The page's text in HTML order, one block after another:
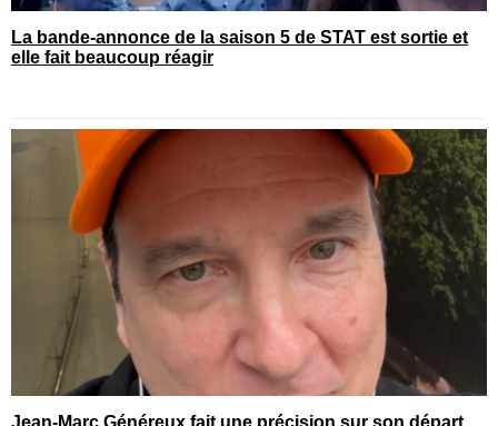
La bande-annonce de la saison 5 de STAT est sortie et
elle fait beaucoup réagir